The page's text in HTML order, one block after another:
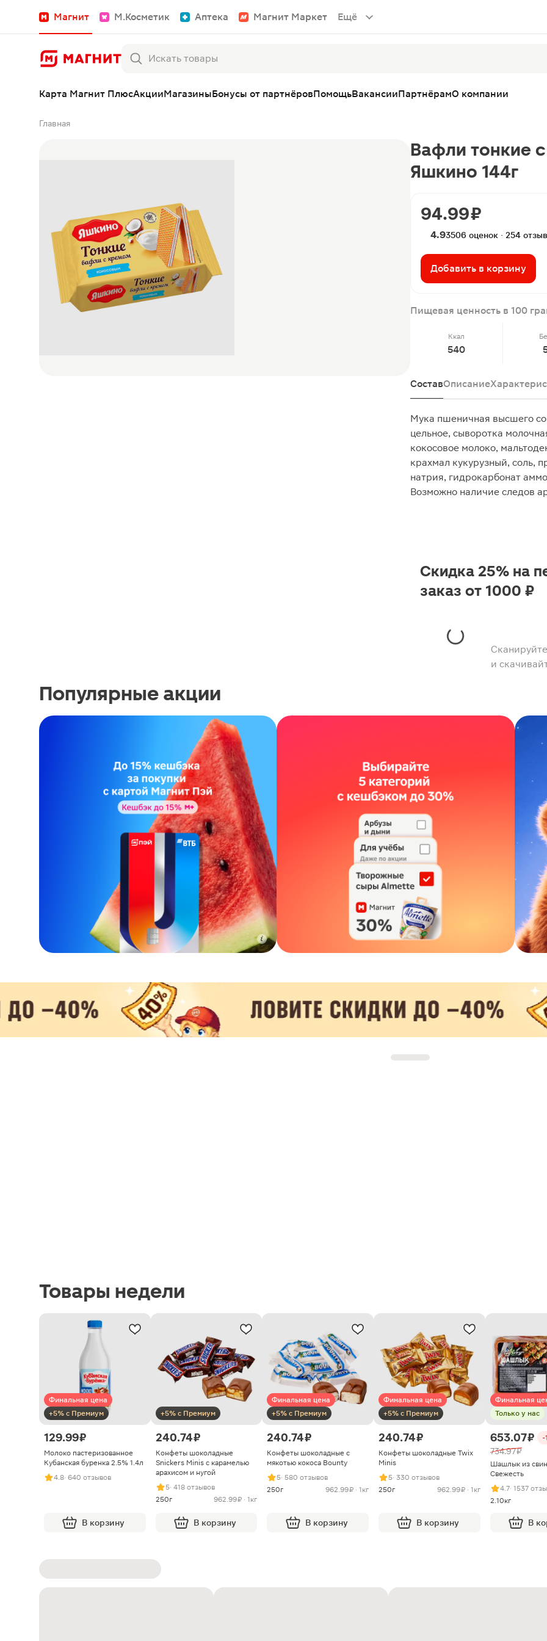
Магнит М.Косметик Аптека Магнит Маркет Ещё
Карта Магнит ПлюсАкцииМагазиныБонусы от партнёровПомощьВакансииПартнёрамО компании
Главная
Вафли тонкие
Яшкино 144г
94.99 ₽
4.93506 оценок · 254
Добавить в корзину
Пищевая ценность в 100
Ккал
540
СоставОписание
Мука пшеничная высшего
цельное, сыворотка
кокосовое молоко,
крахмал кукурузный, соль,
натрия, гидрокарбонат
Возможно наличие следов
и
Скидка 25% на
заказ от 1000 ₽
Популярные акции
Товары недели
Финальная цена
+5% с Премиум
129.99 ₽
Молоко пастеризованное
Кубанская буренка 2.5% 1.4л
4.8· 640 отзывов
В корзину
+5% с Премиум
240.74 ₽
Конфеты шоколадные
Snickers Minis с карамелью
арахисом и нугой
5· 418 отзывов
250г
962.99 ₽ · 1кг
В корзину
Финальная цена
+5% с Премиум
240.74 ₽
Конфеты шоколадные с
мякотью кокоса Bounty
5· 580 отзывов
250г
962.99 ₽ · 1кг
В корзину
Финальная цена
+5% с Премиум
240.74 ₽
Конфеты шоколадные Twix
Minis
5· 330 отзывов
250г
962.99 ₽ · 1кг
В корзину
Финальная
Только у нас
653.07 ₽ -
734.97 ₽
Шашлык из
Свежесть
4.7· 1537
2.10кг
В